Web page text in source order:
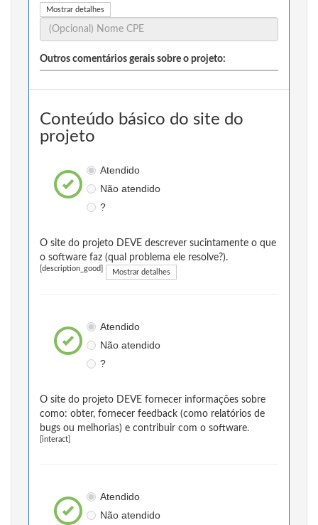
Mostrar detalhes
Outros comentários gerais sobre o projeto:
Conteúdo básico do site do
projeto
Atendido
Não atendido
?
O site do projeto DEVE descrever sucintamente o que
o software faz (qual problema ele resolve?).
[description_good] Mostrar detalhes
Atendido
Não atendido
?
O site do projeto DEVE fornecer informações sobre
como: obter, fornecer feedback (como relatórios de
bugs ou melhorias) e contribuir com o software.
[interact]
Atendido
Não atendido